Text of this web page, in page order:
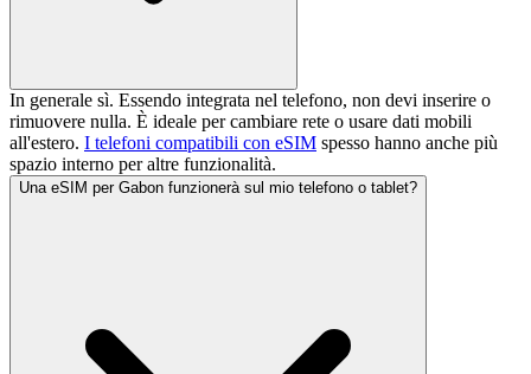
In generale sì. Essendo integrata nel telefono, non devi inserire o
rimuovere nulla. È ideale per cambiare rete o usare dati mobili
all'estero. I telefoni compatibili con eSIM spesso hanno anche più
spazio interno per altre funzionalità.
Una eSIM per Gabon funzionerà sul mio telefono o tablet?